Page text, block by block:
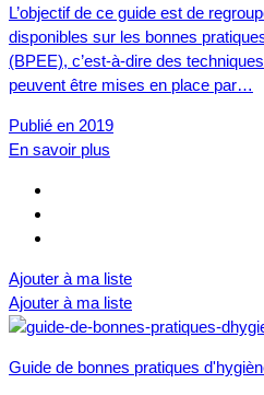
L’objectif de ce guide est de
disponibles sur les bonnes
(BPEE), c’est-à-dire des
peuvent être mises en place par…
Publié en 2019
En savoir plus
Ajouter à ma liste
Ajouter à ma liste
Guide de bonnes pratiques